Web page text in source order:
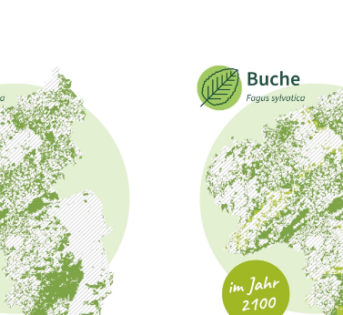
die
Videoplattformen und Social Media
zu können, werden von